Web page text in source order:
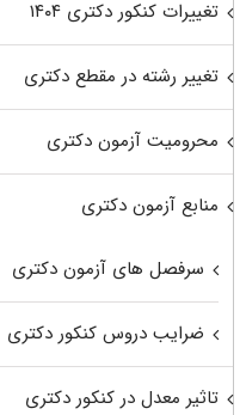
تغییرات کنکور دکتری ۱۴۰۴
تغییر رشته در مقطع دکتری
محرومیت آزمون دکتری
منابع آزمون دکتری
سرفصل های آزمون دکتری
ضرایب دروس کنکور دکتری
تاثیر معدل در کنکور دکتری